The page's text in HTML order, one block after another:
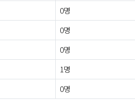
0명
0명
0명
1명
0명